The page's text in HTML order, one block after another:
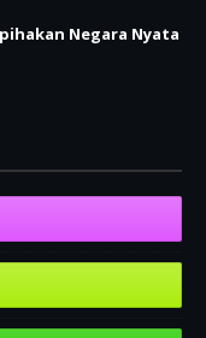
Negara Nyata